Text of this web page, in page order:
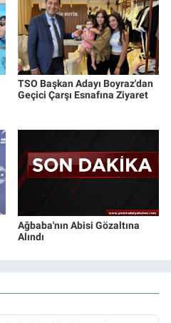
TSO Başkan Adayı Boyraz'dan
Geçici Çarşı Esnafına Ziyaret
Ağbaba'nın Abisi Gözaltına
Alındı